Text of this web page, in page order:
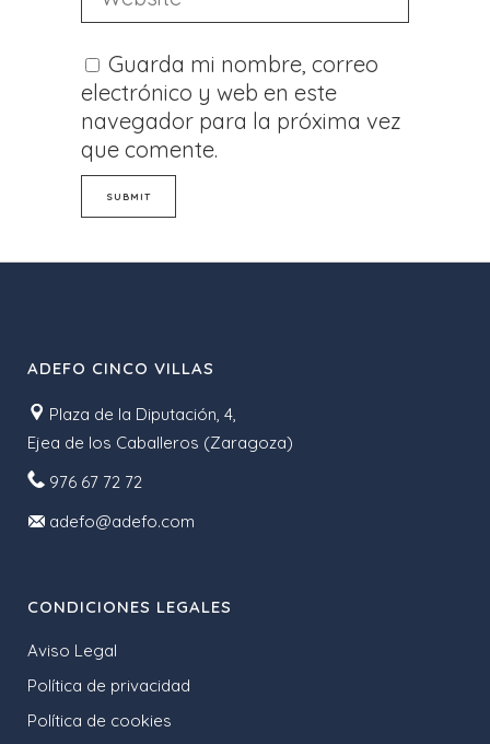
Guarda mi nombre, correo
electrónico y web en este
navegador para la próxima vez
que comente.
ADEFO CINCO VILLAS
Plaza de la Diputación, 4,
Ejea de los Caballeros (Zaragoza)
976 67 72 72
adefo@adefo.com
CONDICIONES LEGALES
Aviso Legal
Política de privacidad
Política de cookies